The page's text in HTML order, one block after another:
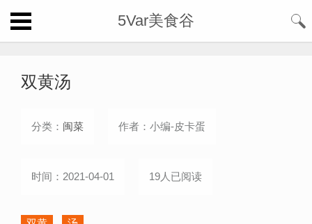
5Var美食谷
双黄汤
分类： 闽菜 作者：小编-皮卡蛋
时间：2021-04-01 19人已阅读